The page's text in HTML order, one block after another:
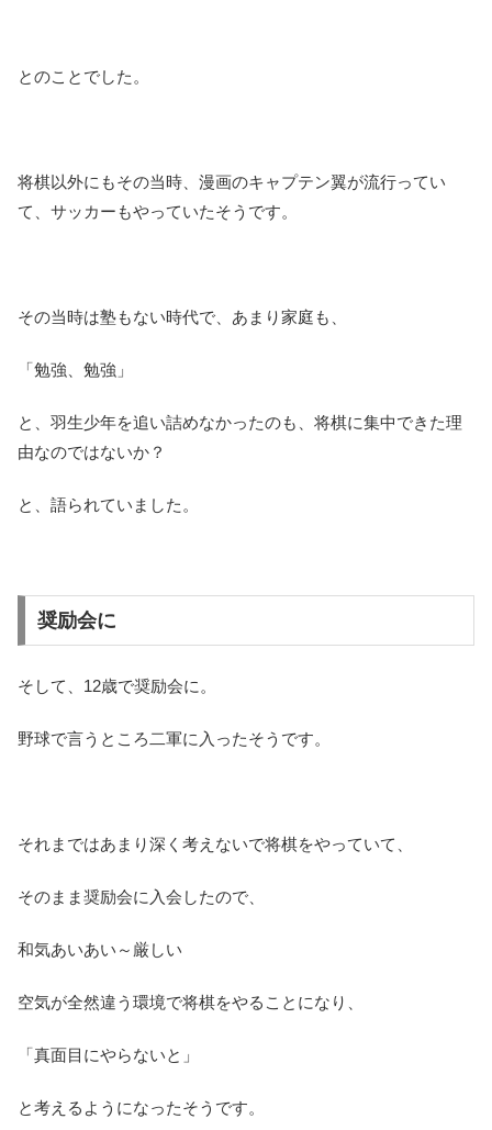
とのことでした。
将棋以外にもその当時、漫画のキャプテン翼が流行ってい
て、サッカーもやっていたそうです。
その当時は塾もない時代で、あまり家庭も、
「勉強、勉強」
と、羽生少年を追い詰めなかったのも、将棋に集中できた理
由なのではないか？
と、語られていました。
奨励会に
そして、12歳で奨励会に。
野球で言うところ二軍に入ったそうです。
それまではあまり深く考えないで将棋をやっていて、
そのまま奨励会に入会したので、
和気あいあい～厳しい
空気が全然違う環境で将棋をやることになり、
「真面目にやらないと」
と考えるようになったそうです。